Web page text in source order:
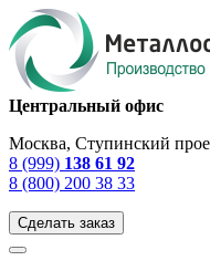
Центральный офис
Москва, Ступинский
8 (999) 138 61 92
8 (800) 200 38 33
Сделать заказ